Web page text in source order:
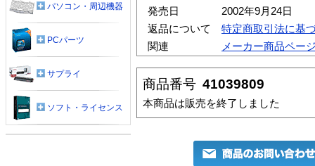
発売日
2002年9月24日
返品について
特定商取引法に基
関連
メーカー商品ペー
商品番号 41039809
本商品は販売を終了しました
パソコン・周辺機器
PCパーツ
サプライ
ソフト・ライセンス